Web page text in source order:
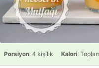
Porsiyon: 4 kişilik Kalori: